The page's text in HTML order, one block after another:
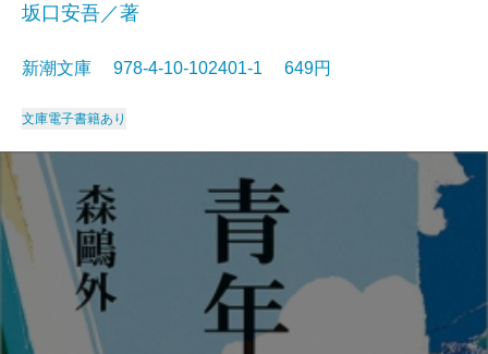
坂口安吾／著
新潮文庫 978-4-10-102401-1 649円
文庫電子書籍あり